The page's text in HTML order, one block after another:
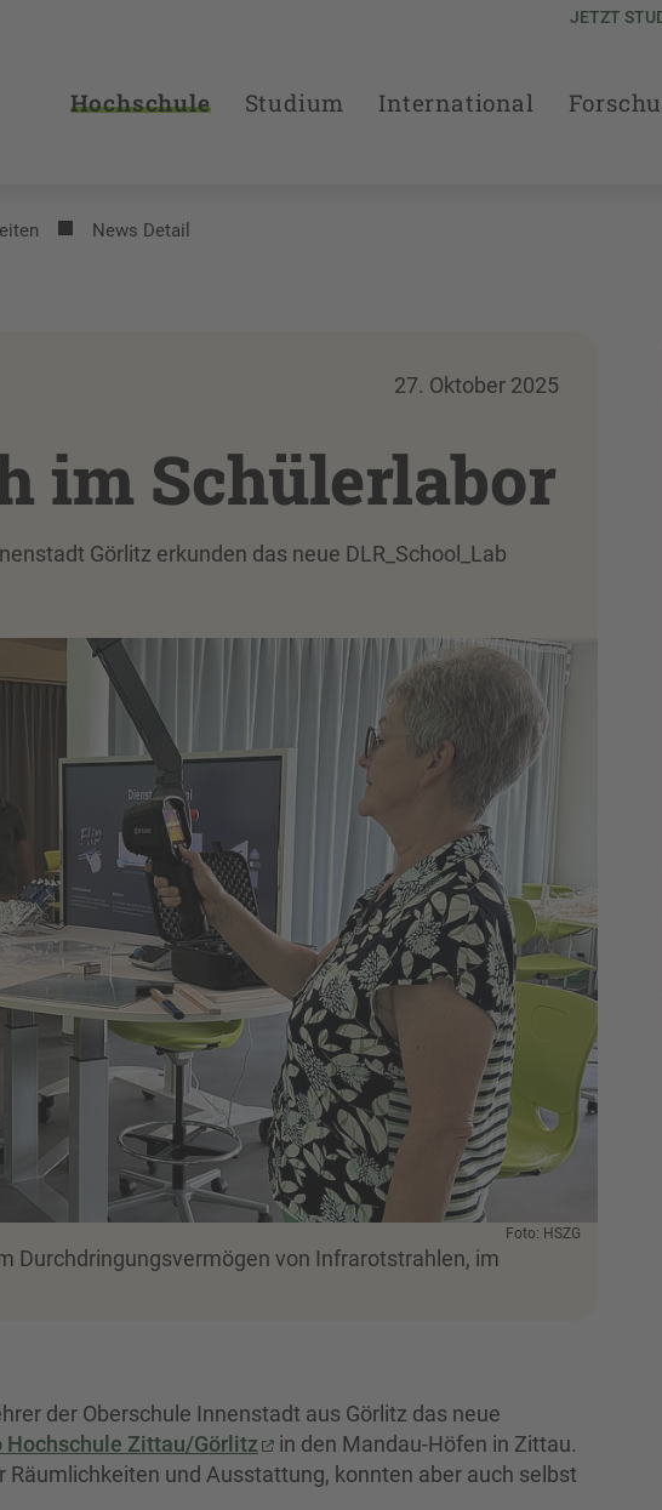
JETZT
Hochschule Studium International
News Detail
27. Oktober 2025
im Schülerlabor
Görlitz erkunden das neue DLR_School_Lab
Foto: HSZG
Durchdringungsvermögen von Infrarotstrahlen, im
der Oberschule Innenstadt aus Görlitz das neue
Hochschule Zittau/Görlitz
in den Mandau-Höfen in Zittau.
und Ausstattung, konnten aber auch selbst